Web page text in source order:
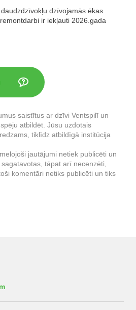
dzīvojamās ēkas
ir iekļauti 2026.gada
saistītus ar dzīvi Ventspilī un
atbildēt. Jūsu uzdotais
tiklīdz atbildīgā institūcija
jautājumi netiek publicēti un
tāpat arī necenzēti,
komentāri netiks publicēti un tiks